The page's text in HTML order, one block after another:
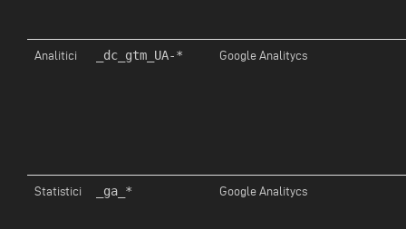
Analitici _dc_gtm_UA-* Google Analitycs
Statistici _ga_* Google Analitycs